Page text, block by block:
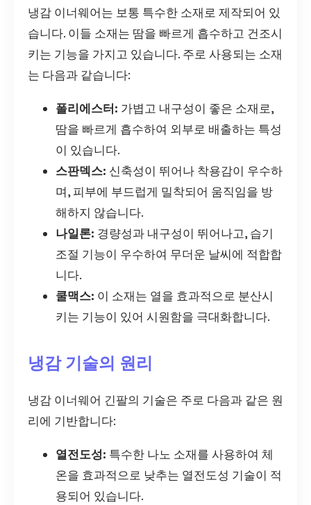
냉감 이너웨어는 보통 특수한 소재로 제작되어 있
습니다. 이들 소재는 땀을 빠르게 흡수하고 건조시
키는 기능을 가지고 있습니다. 주로 사용되는 소재
는 다음과 같습니다:
폴리에스터: 가볍고 내구성이 좋은 소재로,
땀을 빠르게 흡수하여 외부로 배출하는 특성
이 있습니다.
스판덱스: 신축성이 뛰어나 착용감이 우수하
며, 피부에 부드럽게 밀착되어 움직임을 방
해하지 않습니다.
나일론: 경량성과 내구성이 뛰어나고, 습기
조절 기능이 우수하여 무더운 날씨에 적합합
니다.
쿨맥스: 이 소재는 열을 효과적으로 분산시
키는 기능이 있어 시원함을 극대화합니다.
냉감 기술의 원리
냉감 이너웨어 긴팔의 기술은 주로 다음과 같은 원
리에 기반합니다:
열전도성: 특수한 나노 소재를 사용하여 체
온을 효과적으로 낮추는 열전도성 기술이 적
용되어 있습니다.